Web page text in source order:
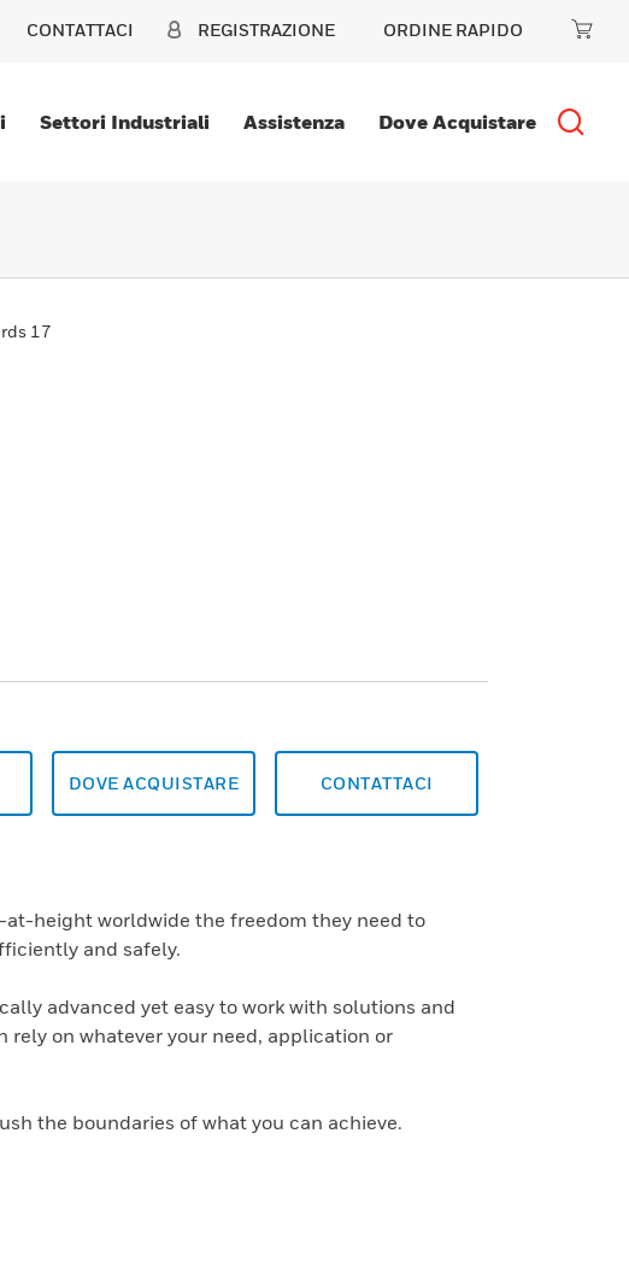
CONTATTACI REGISTRAZIONE ORDINE RAPIDO
Settori Industriali Assistenza Dove Acquistare
17
DOVE ACQUISTARE CONTATTACI
at-height worldwide the freedom they need to
and safely.
advanced yet easy to work with solutions and
rely on whatever your need, application or
the boundaries of what you can achieve.